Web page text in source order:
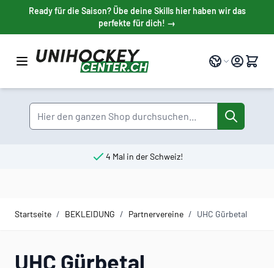
Direkt zum Inhalt
Ready für die Saison? Übe deine Skills hier haben wir das
perfekte für dich! →
Sprache
Suche
4 Mal in der Schweiz!
Startseite / BEKLEIDUNG / Partnervereine / UHC Gürbetal
UHC Gürbetal